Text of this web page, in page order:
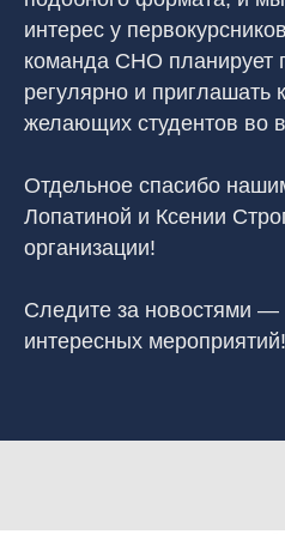
интерес у
команда СНО планирует
регулярно и приглашать
желающих студентов во
Отдельное спасибо
Лопатиной и Ксении
организации!
Следите за новостями
интересных мероприятий!